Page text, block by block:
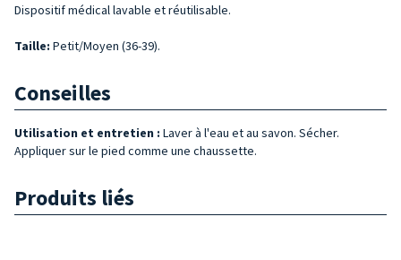
Dispositif médical lavable et réutilisable.
Taille: Petit/Moyen (36-39).
Conseilles
Utilisation et entretien : Laver à l'eau et au savon. Sécher.
Appliquer sur le pied comme une chaussette.
Produits liés